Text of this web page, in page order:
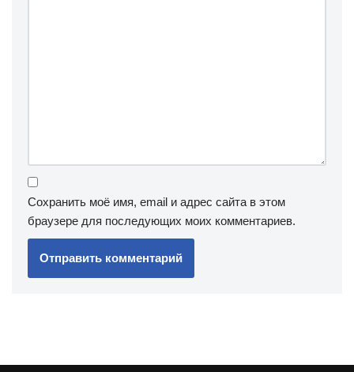
Сохранить моё имя, email и адрес сайта в этом
браузере для последующих моих комментариев.